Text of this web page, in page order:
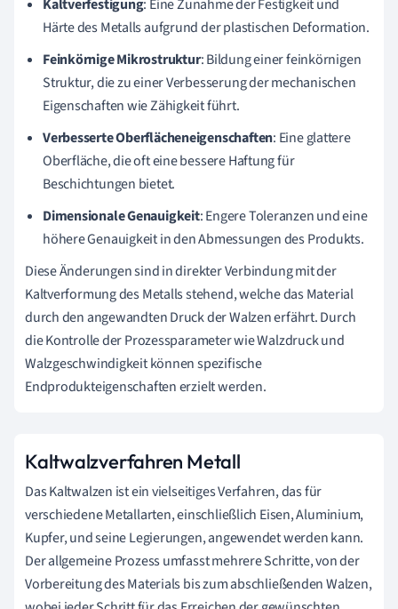
Kaltverfestigung: Eine Zunahme der Festigkeit und
Härte des Metalls aufgrund der plastischen Deformation.
Feinkörnige Mikrostruktur: Bildung einer feinkörnigen
Struktur, die zu einer Verbesserung der mechanischen
Eigenschaften wie Zähigkeit führt.
Verbesserte Oberflächeneigenschaften: Eine glattere
Oberfläche, die oft eine bessere Haftung für
Beschichtungen bietet.
Dimensionale Genauigkeit: Engere Toleranzen und eine
höhere Genauigkeit in den Abmessungen des Produkts.
Diese Änderungen sind in direkter Verbindung mit der
Kaltverformung des Metalls stehend, welche das Material
durch den angewandten Druck der Walzen erfährt. Durch
die Kontrolle der Prozessparameter wie Walzdruck und
Walzgeschwindigkeit können spezifische
Endprodukteigenschaften erzielt werden.
Kaltwalzverfahren Metall
Das Kaltwalzen ist ein vielseitiges Verfahren, das für
verschiedene Metallarten, einschließlich Eisen, Aluminium,
Kupfer, und seine Legierungen, angewendet werden kann.
Der allgemeine Prozess umfasst mehrere Schritte, von der
Vorbereitung des Materials bis zum abschließenden Walzen,